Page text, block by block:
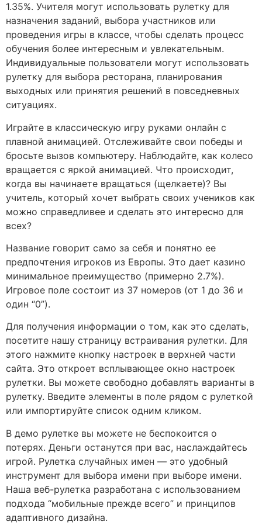
1.35%. Учителя могут использовать рулетку для
назначения заданий, выбора участников или
проведения игры в классе, чтобы сделать процесс
обучения более интересным и увлекательным.
Индивидуальные пользователи могут использовать
рулетку для выбора ресторана, планирования
выходных или принятия решений в повседневных
ситуациях.
Играйте в классическую игру руками онлайн с
плавной анимацией. Отслеживайте свои победы и
бросьте вызов компьютеру. Наблюдайте, как колесо
вращается с яркой анимацией. Что происходит,
когда вы начинаете вращаться (щелкаете)? Вы
учитель, который хочет выбрать своих учеников как
можно справедливее и сделать это интересно для
всех?
Название говорит само за себя и понятно ее
предпочтения игроков из Европы. Это дает казино
минимальное преимущество (примерно 2.7%).
Игровое поле состоит из 37 номеров (от 1 до 36 и
один “0”).
Для получения информации о том, как это сделать,
посетите нашу страницу встраивания рулетки. Для
этого нажмите кнопку настроек в верхней части
сайта. Это откроет всплывающее окно настроек
рулетки. Вы можете свободно добавлять варианты в
рулетку. Введите элементы в поле рядом с рулеткой
или импортируйте список одним кликом.
В демо рулетке вы можете не беспокоится о
потерях. Деньги останутся при вас, наслаждайтесь
игрой. Рулетка случайных имен — это удобный
инструмент для выбора имени при выборе имени.
Наша веб-рулетка разработана с использованием
подхода “мобильные прежде всего” и принципов
адаптивного дизайна.